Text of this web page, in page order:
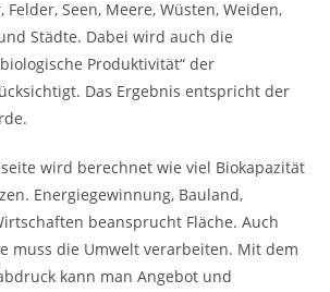
Felder, Seen, Meere, Wüsten, Weiden,
Städte. Dabei wird auch die
Produktivität“ der
Das Ergebnis entspricht der
wird berechnet wie viel Biokapazität
Energiegewinnung, Bauland,
beansprucht Fläche. Auch
muss die Umwelt verarbeiten. Mit dem
kann man Angebot und